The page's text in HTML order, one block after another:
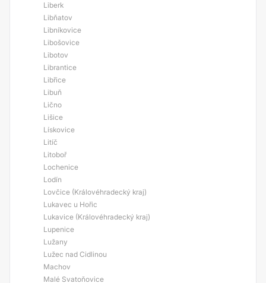
Liberk
Libňatov
Libníkovice
Libošovice
Libotov
Librantice
Libřice
Libuň
Lično
Lišice
Lískovice
Litíč
Litoboř
Lochenice
Lodín
Lovčice (Královéhradecký kraj)
Lukavec u Hořic
Lukavice (Královéhradecký kraj)
Lupenice
Lužany
Lužec nad Cidlinou
Machov
Malé Svatoňovice